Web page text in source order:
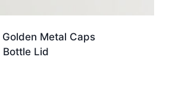
Metal Caps
Bottle Lid